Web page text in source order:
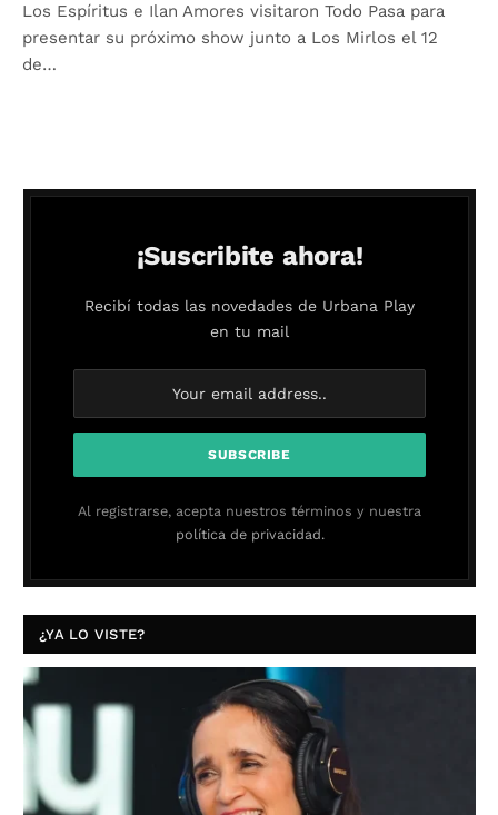
Los Espíritus e Ilan Amores visitaron Todo Pasa para
presentar su próximo show junto a Los Mirlos el 12
de…
¡Suscribite ahora!
Recibí todas las novedades de Urbana Play
en tu mail
Al registrarse, acepta nuestros términos y nuestra
política de privacidad.
¿YA LO VISTE?